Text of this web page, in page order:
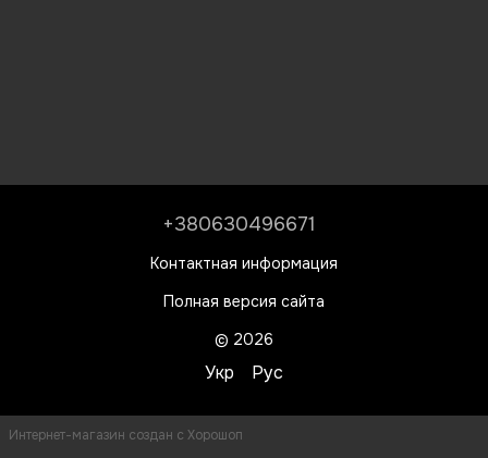
+380630496671
Контактная информация
Полная версия сайта
© 2026
Укр Рус
Интернет-магазин создан с Хорошоп